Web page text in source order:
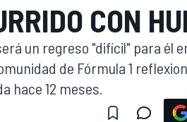
MOTO
CON
un regreso "difícil" para él
de Fórmula 1
hace 12 meses.